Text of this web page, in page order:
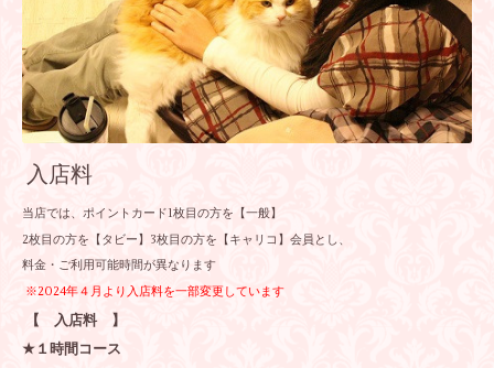
入店料
当店では、ポイントカード1枚目の方を【一般】
2枚目の方を【タビー】3枚目の方を【キャリコ】会員とし、
料金・ご利用可能時間が異なります
※2024年４月より入店料を一部変更しています
【 入店料 】
★１ 時間コース